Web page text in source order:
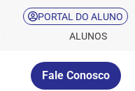
PORTAL DO ALUNO
ALUNOS
Fale Conosco